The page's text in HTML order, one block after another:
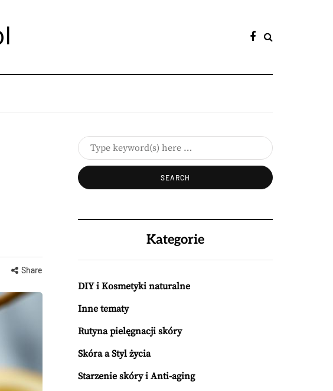
Share
Kategorie
DIY i Kosmetyki naturalne
Inne tematy
Rutyna pielęgnacji skóry
Skóra a Styl życia
Starzenie skóry i Anti-aging